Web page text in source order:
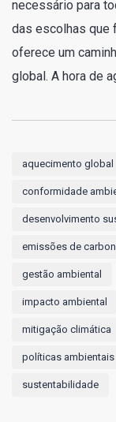
necessário para
das escolhas que
oferece um
global. A hora de
aquecimento global
conformidade
desenvolvimento
emissões de
gestão ambiental
impacto ambiental
mitigação climática
políticas ambientais
sustentabilidade